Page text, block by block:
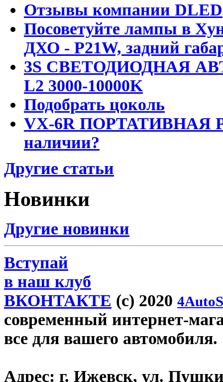
Отзывы компании DLED
Посоветуйте лампы в
ДХО - P21W, задний
3S СВЕТОДИОДНАЯ
L2 3000-10000K
Подобрать цоколь
VX-6R ПОРТАТИВНАЯ
наличии?
Другие статьи
Новинки
Другие новинки
Вступай
в наш клуб
ВКОНТАКТЕ (c) 2020
современный интернет-
все для вашего автомобиля.
Адрес: г. Ижевск, ул.